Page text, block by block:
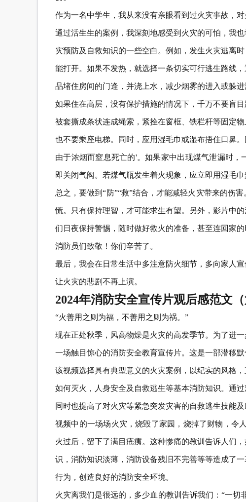
作为一名中学生，我从来没有亲眼看到过火灾事故，
通过活生生的案例，我深刻地感受到火灾的可怕，我
灾预防及自救知识的一些空白。例如，发生火灾逃离
能打开。如果不发热，就选择一条切实可行逃生路线
品堵住房间的门逢，并浇上水，减少烟雾的进入或躲
如果住在高层，没有保护措施的情况下，千万不要盲
被套撕成条状连成绳索，紧拴在窗框、铁栏杆等固定
也不要乘座电梯。同时，应用湿毛巾或湿布捂住口鼻
由于浓烟而窒息死亡的'。如果家中出现煤气泄漏时
即关闭气阀。若煤气瓶发生着火现象，应立即用湿毛
总之，要做到“防”“救”结合，才能减轻火灾带来的伤
慌。只有保持理智，才可能求生有望。另外，影片中
们日夜保持警惕，随时做好救火的准备，甚至连回家
消防员们致敬！你们辛苦了。
最后，我会在日常生活中多注意防火细节，多向家人
让火灾的悲剧不再上演。
2024年消防安全宣传片观后感范文（
“火善用之则为福，不善用之则为祸。”
现在正处秋季，风高物燥是火灾的高发季节。为了进
一场触目惊心的消防安全教育宣传片。这是一部潜移
该视频选择具有典型意义的火灾案例，以纪实的风格
如何灭火，人身安全及自救逃生等基本消防知识。通
同时也提高了对火灾等紧急突发灾害的自救逃生技能
视频中的一场场火灾，烧毁了家园，烧掉了财物，令
火过后，留下了满目疮痍。这种惨痛的教训告诉人们
识，消防知识淡薄，消防设备残旧不完善等等造成了
行为，创造良好的消防安全环境。
火灾离我们是很远的，多少血的教训告诉我们：“一